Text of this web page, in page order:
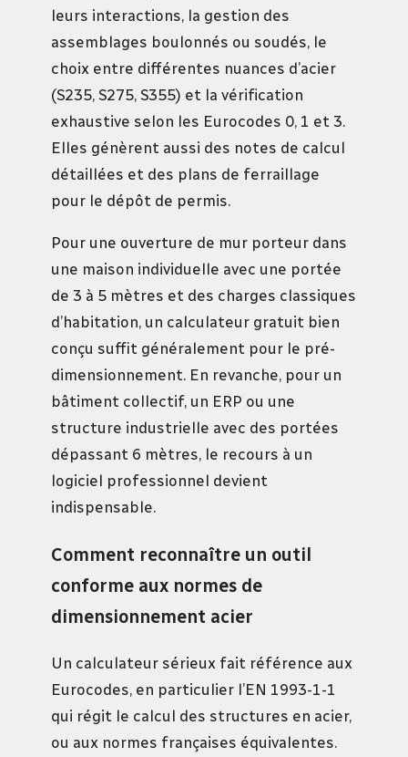
leurs interactions, la gestion des
assemblages boulonnés ou soudés, le
choix entre différentes nuances d’acier
(S235, S275, S355) et la vérification
exhaustive selon les Eurocodes 0, 1 et 3.
Elles génèrent aussi des notes de calcul
détaillées et des plans de ferraillage
pour le dépôt de permis.
Pour une ouverture de mur porteur dans
une maison individuelle avec une portée
de 3 à 5 mètres et des charges classiques
d’habitation, un calculateur gratuit bien
conçu suffit généralement pour le pré-
dimensionnement. En revanche, pour un
bâtiment collectif, un ERP ou une
structure industrielle avec des portées
dépassant 6 mètres, le recours à un
logiciel professionnel devient
indispensable.
Comment reconnaître un outil
conforme aux normes de
dimensionnement acier
Un calculateur sérieux fait référence aux
Eurocodes, en particulier l’EN 1993-1-1
qui régit le calcul des structures en acier,
ou aux normes françaises équivalentes.